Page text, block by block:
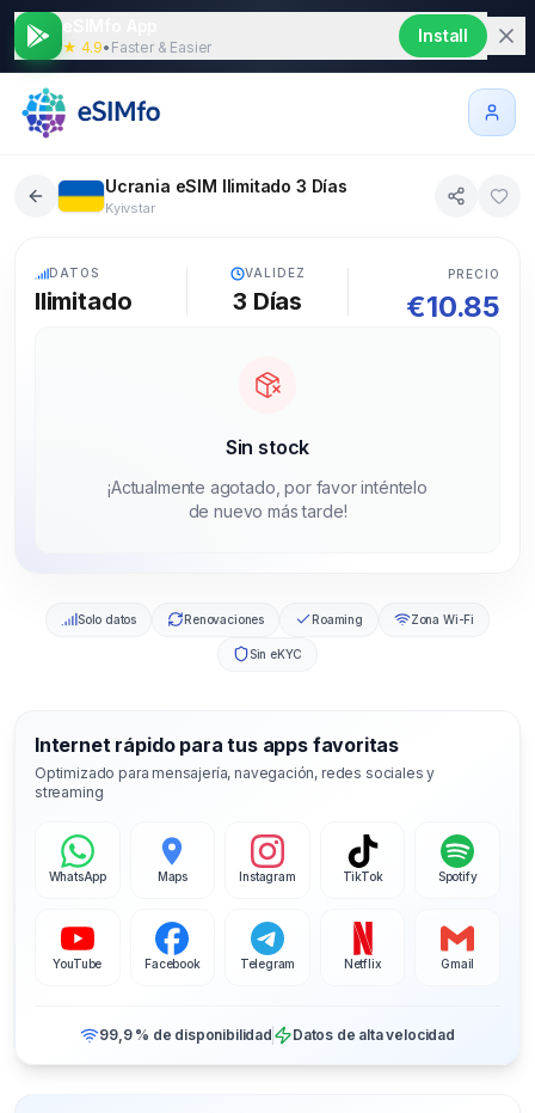
★ 4.9• Faster & Easier
Install
Ucrania eSIM Ilimitado 3 Días
Kyivstar
DATOS
Ilimitado
VALIDEZ
3 Días
PRECIO
€10.85
Sin stock
¡Actualmente agotado, por favor inténtelo
de nuevo más tarde!
Solo datos Renovaciones Roaming Zona Wi-Fi
Sin eKYC
Internet rápido para tus apps favoritas
Optimizado para mensajería, navegación, redes sociales y
streaming
WhatsApp Maps Instagram TikTok Spotify
YouTube Facebook Telegram Netflix Gmail
99,9 % de disponibilidad Datos de alta velocidad